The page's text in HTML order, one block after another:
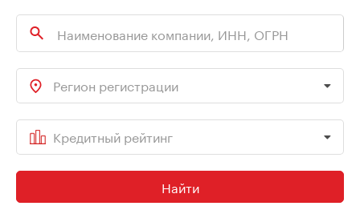
Регион регистрации
Кредитный рейтинг
Найти